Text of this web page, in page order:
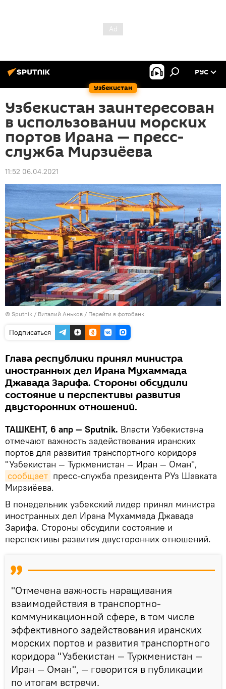
Узбекистан
РУС
Узбекистан заинтересован
в использовании морских
портов Ирана — пресс-
служба Мирзиёева
11:52 06.04.2021
© Sputnik / Виталий Аньков / Перейти в фотобанк
Подписаться
Глава республики принял министра
иностранных дел Ирана Мухаммада
Джавада Зарифа. Стороны обсудили
состояние и перспективы развития
двусторонних отношений.
ТАШКЕНТ, 6 апр — Sputnik. Власти Узбекистана
отмечают важность задействования иранских
портов для развития транспортного коридора
"Узбекистан — Туркменистан — Иран — Оман",
сообщает пресс-служба президента РУз Шавката
Мирзиёева.
В понедельник узбекский лидер принял министра
иностранных дел Ирана Мухаммада Джавада
Зарифа. Стороны обсудили состояние и
перспективы развития двусторонних отношений.
"Отмечена важность наращивания
взаимодействия в транспортно-
коммуникационной сфере, в том числе
эффективного задействования иранских
морских портов и развития транспортного
коридора "Узбекистан — Туркменистан —
Иран — Оман", — говорится в публикации
по итогам встречи.